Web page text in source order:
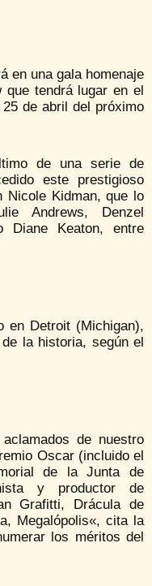
en una gala homenaje
tendrá lugar en el
de abril del próximo
de una serie de
este prestigioso
Nicole Kidman, que lo
Andrews, Denzel
Diane Keaton, entre
en Detroit (Michigan),
la historia, según el
de nuestro
Oscar (incluido el
de la Junta de
y productor de
Grafitti, Drácula de
Megalópolis«, cita la
los méritos del